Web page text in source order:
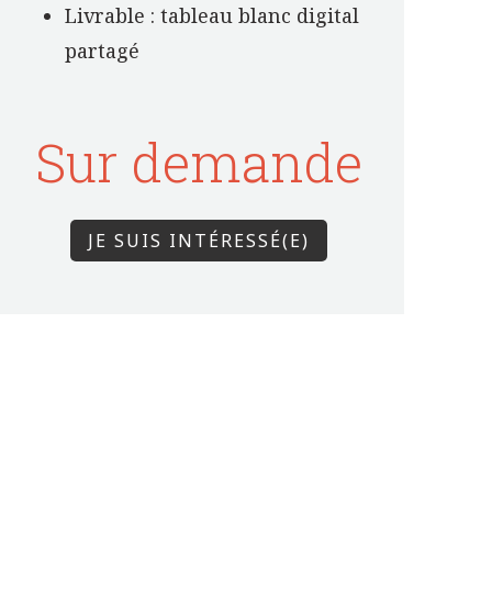
Livrable : tableau blanc digital
partagé
Sur demande
JE SUIS INTÉRESSÉ(E)